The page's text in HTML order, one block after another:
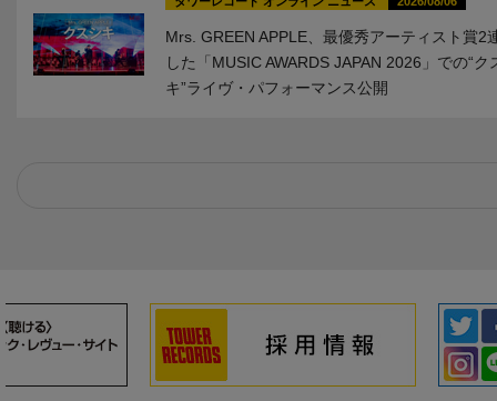
Mrs. GREEN APPLE、最優秀アーティスト賞2
した「MUSIC AWARDS JAPAN 2026」での“ク
キ”ライヴ・パフォーマンス公開